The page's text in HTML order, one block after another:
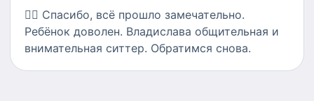
👍🏻 Спасибо, всё прошло замечательно.
Ребёнок доволен. Владислава общительная и
внимательная ситтер. Обратимся снова.